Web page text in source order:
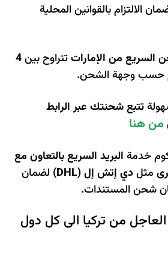
الالتزام بالقوانين المحلية
السريع من الإماراتتتراوح بين4
حسب وجهة الشحن.
تتبع شحنتك عبر الرابط
من هنا
خدمة البريد السريع بالتعاون مع
مثلدي إتش إل (DHL)
لضمان
شحن المستندات.
من تركيا الى كل دول